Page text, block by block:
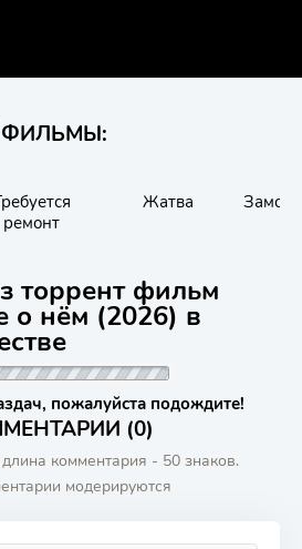
ФИЛЬМЫ:
ремонт
Жатва Замок
торрент фильм
о нём (2026) в
пожалуйста подождите!
(0)
комментария - 50 знаков.
модерируются